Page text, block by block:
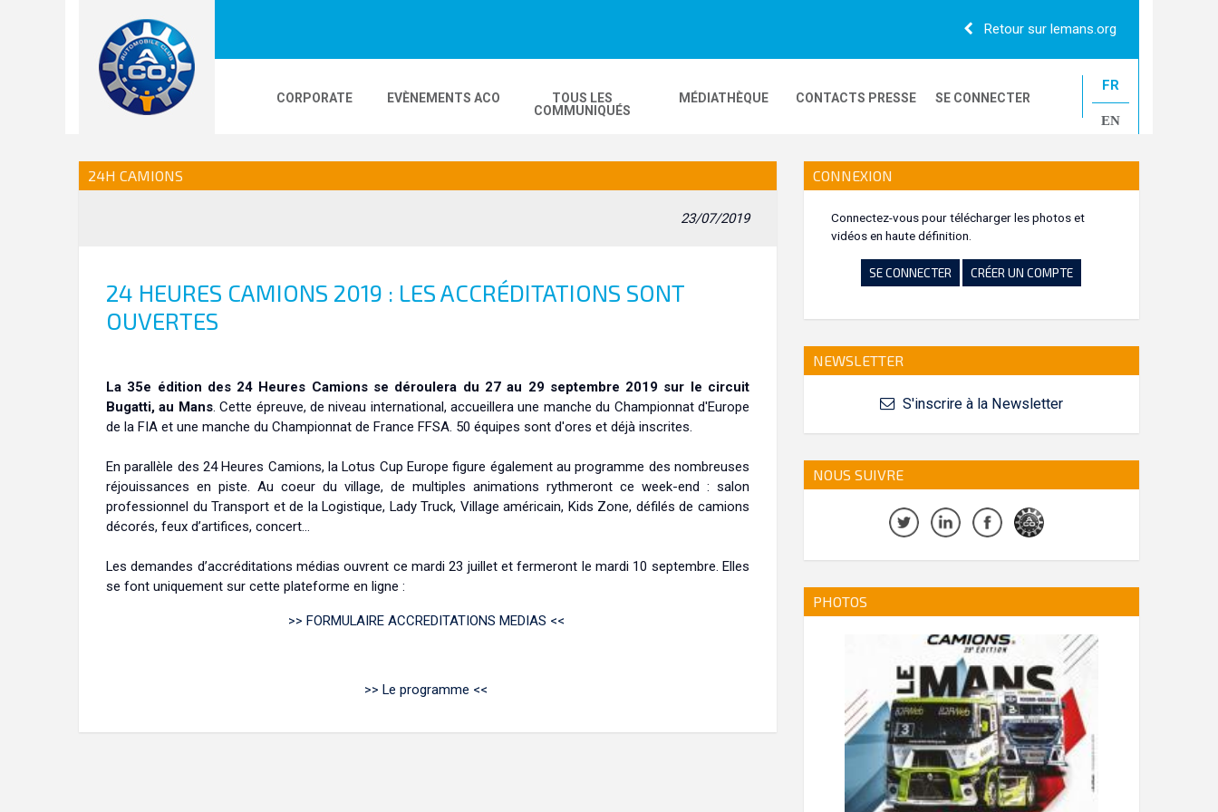
Retour sur lemans.org
CORPORATE EVÈNEMENTS ACO
24H LE MANS
LE MANS CLASSIC
TOUS LES
COMMUNIQUÉS
MÉDIATHÈQUE
LOGOS
CONTACTS PRESSE SE CONNECTER
FR
EN
24H CAMIONS
23/07/2019
24 HEURES CAMIONS 2019 : LES ACCRÉDITATIONS SONT
OUVERTES
La 35e édition des 24 Heures Camions se déroulera du 27 au 29 septembre 2019 sur le circuit
Bugatti, au Mans. Cette épreuve, de niveau international, accueillera une manche du Championnat d'Europe
de la FIA et une manche du Championnat de France FFSA. 50 équipes sont d'ores et déjà inscrites.
En parallèle des 24 Heures Camions, la Lotus Cup Europe figure également au programme des nombreuses
réjouissances en piste. Au coeur du village, de multiples animations rythmeront ce week-end : salon
professionnel du Transport et de la Logistique, Lady Truck, Village américain, Kids Zone, défilés de camions
décorés, feux d’artifices, concert…
Les demandes d’accréditations médias ouvrent ce mardi 23 juillet et fermeront le mardi 10 septembre. Elles
se font uniquement sur cette plateforme en ligne :
>> FORMULAIRE ACCREDITATIONS MEDIAS <<
>> Le programme <<
CONNEXION
Connectez-vous pour télécharger les photos et
vidéos en haute définition.
SE CONNECTER CRÉER UN COMPTE
NEWSLETTER
S'inscrire à la Newsletter
NOUS SUIVRE
PHOTOS